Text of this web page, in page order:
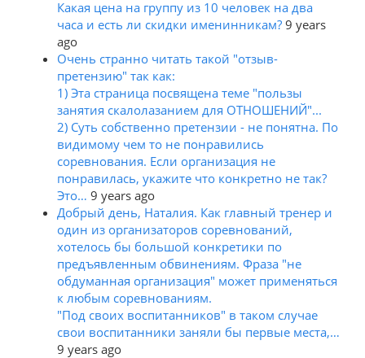
Какая цена на группу из 10 человек на два
часа и есть ли скидки именинникам? 9 years
ago
Очень странно читать такой "отзыв-
претензию" так как:
1) Эта страница посвящена теме "пользы
занятия скалолазанием для ОТНОШЕНИЙ"...
2) Суть собственно претензии - не понятна. По
видимому чем то не понравились
соревнования. Если организация не
понравилась, укажите что конкретно не так?
Это… 9 years ago
Добрый день, Наталия. Как главный тренер и
один из организаторов соревнований,
хотелось бы большой конкретики по
предъявленным обвинениям. Фраза "не
обдуманная организация" может применяться
к любым соревнованиям.
"Под своих воспитанников" в таком случае
свои воспитанники заняли бы первые места,…
9 years ago